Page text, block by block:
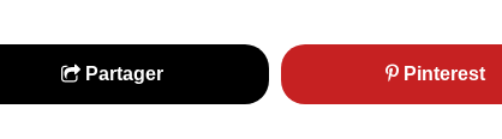
Partager Pinterest